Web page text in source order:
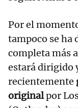
Por el
tampoco se ha
completa más
estará dirigido
recientemente
originalpor